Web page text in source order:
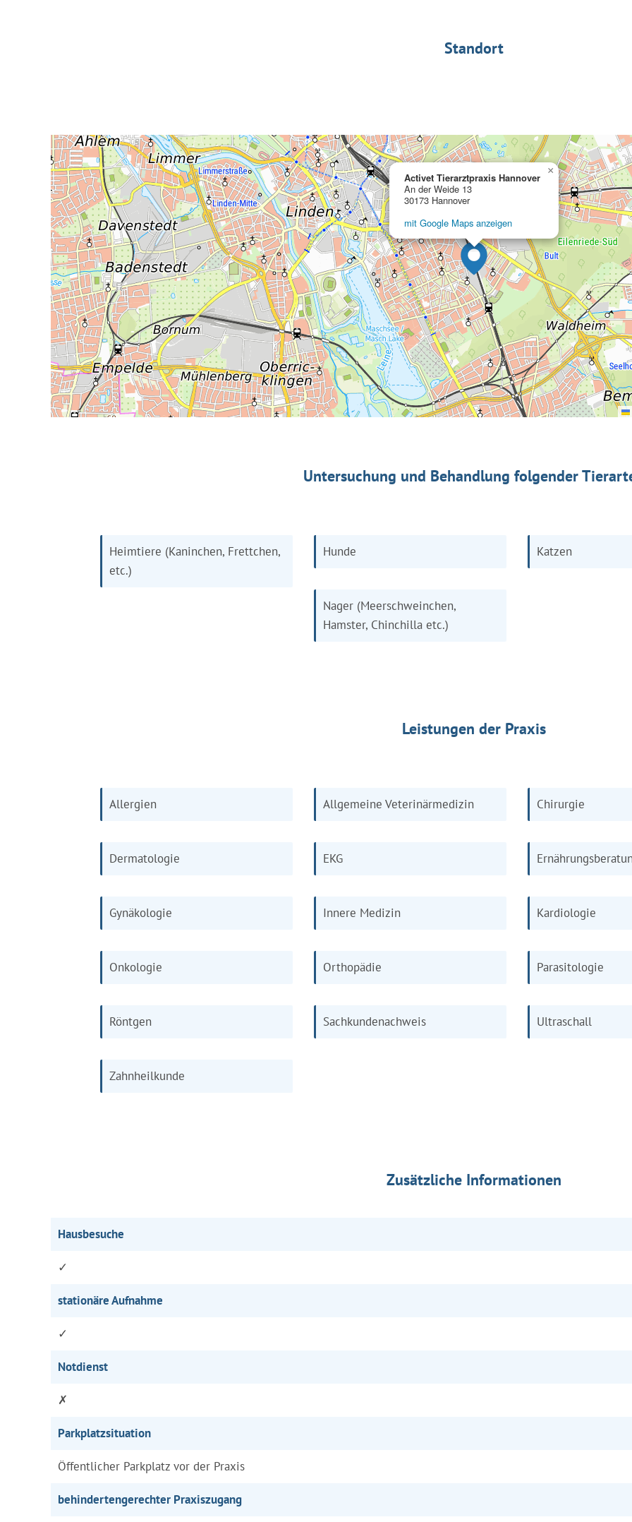
Standort
Activet Tierarztpraxis Hannover
An der Weide 13
30173 Hannover
mit Google Maps anzeigen
×
Untersuchung und Behandlung folgender
Heimtiere (Kaninchen, Frettchen,
etc.)
Hunde Katzen
Nager (Meerschweinchen,
Hamster, Chinchilla etc.)
Leistungen der Praxis
Allergien Allgemeine Veterinärmedizin Chirurgie
Dermatologie EKG
Gynäkologie Innere Medizin Kardiologie
Onkologie Orthopädie Parasitologie
Röntgen Sachkundenachweis Ultraschall
Zahnheilkunde
Zusätzliche Informationen
Hausbesuche
✓
stationäre Aufnahme
✓
Notdienst
✗
Parkplatzsituation
Öffentlicher Parkplatz vor der Praxis
behindertengerechter Praxiszugang